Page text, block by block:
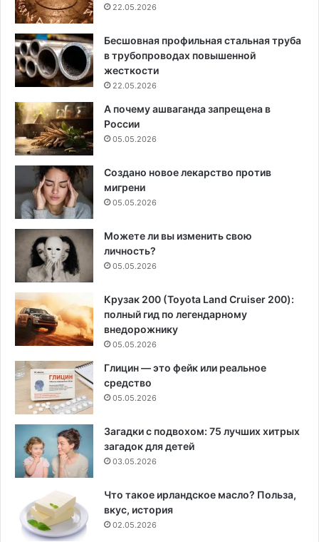
22.05.2026
Бесшовная профильная стальная труба
в трубопроводах повышенной
жесткости
22.05.2026
А почему ашваганда запрещена в
России
05.05.2026
Создано новое лекарство против
мигрени
05.05.2026
Можете ли вы изменить свою
личность?
05.05.2026
Крузак 200 (Toyota Land Cruiser 200):
полный гид по легендарному
внедорожнику
05.05.2026
Глицин — это фейк или реальное
средство
05.05.2026
Загадки с подвохом: 75 лучших хитрых
загадок для детей
03.05.2026
Что такое ирландское масло? Польза,
вкус, история
02.05.2026